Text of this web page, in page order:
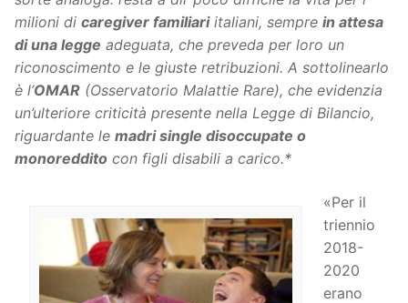
milioni di caregiver familiariitaliani, sempre in attesa
di una legge adeguata, che preveda per loro un
riconoscimento e le giuste retribuzioni. A sottolinearlo
è l’OMAR (Osservatorio Malattie Rare), che evidenzia
un’ulteriore criticità presente nella Legge di Bilancio,
riguardante le madri single disoccupate o
monoreddito con figli disabili a carico.*
«Per il
triennio
2018-
2020
erano